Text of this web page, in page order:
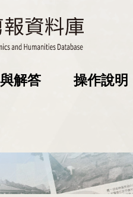
解答 操作說明